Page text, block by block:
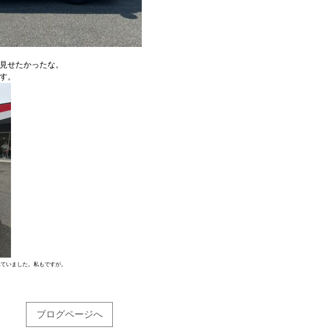
せたかったな。
。
いました。私もですが。
ブログページへ